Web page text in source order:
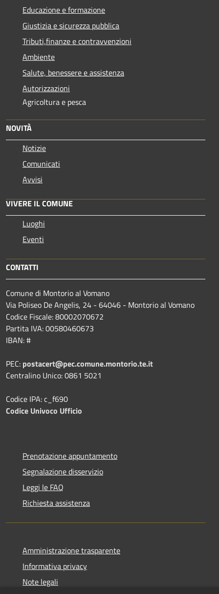
Educazione e formazione
Giustizia e sicurezza pubblica
Tributi,finanze e contravvenzioni
Ambiente
Salute, benessere e assistenza
Autorizzazioni
Agricoltura e pesca
NOVITÀ
Notizie
Comunicati
Avvisi
VIVERE IL COMUNE
Luoghi
Eventi
CONTATTI
Comune di Montorio al Vomano
Via Poliseo De Angelis, 24 - 64046 - Montorio al Vomano
Codice Fiscale: 80002070672
Partita IVA: 00580460673
IBAN: #
PEC: postacert@pec.comune.montorio.te.it
Centralino Unico: 0861 5021
Codice IPA: c_f690
Codice Univoco Ufficio
Prenotazione appuntamento
Segnalazione disservizio
Leggi le FAQ
Richiesta assistenza
Amministrazione trasparente
Informativa privacy
Note legali